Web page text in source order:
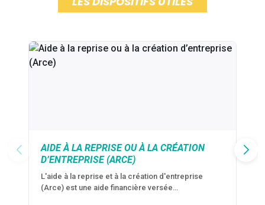
AIDE À LA REPRISE OU À LA CRÉATION
D’ENTREPRISE (ARCE)
L'aide à la reprise et à la création d'entreprise
(Arce) est une aide financière versée…